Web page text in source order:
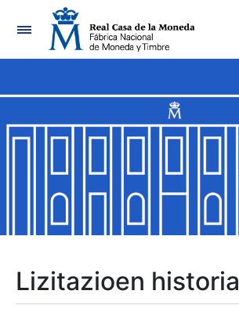
Nabigazioa
Erakutsi/Ezkutatu
Erakutsi/Ezkutatu
Erakutsi/Ezkutatu
Lizitazioen historia